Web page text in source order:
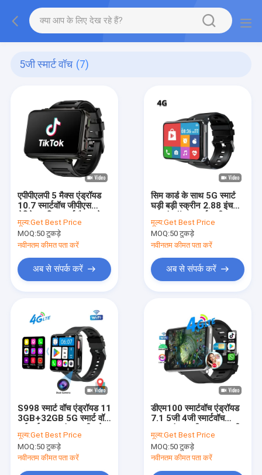
5जी स्मार्ट वॉच (7)
एपीपीएलपी 5 मैक्स एंड्रॉयड
10.7 स्मार्टवॉच जीपीएस
साथ स्मार्टवॉच
मूल्य:Get Best Price
MOQ:50 टुकड़े
नवीनतम कीमत पता करें
अब से संपर्क करें
सिम कार्ड के साथ 5G स्मार्ट
घड़ी बड़ी स्क्रीन 2.88 इंच
मूल्य:Get Best Price
MOQ:50 टुकड़े
नवीनतम कीमत पता करें
अब से संपर्क करें
S998 स्मार्ट वॉच एंड्रॉयड 11
3GB+32GB 5G स्मार्ट वॉच
साथ वीडियो कॉल
मूल्य:Get Best Price
MOQ:50 टुकड़े
नवीनतम कीमत पता करें
डीएम100 स्मार्टवॉच एंड्रॉयड
7.1 5जी 4जी स्मार्टवॉच
कैमरा 2880mAh
मूल्य:Get Best Price
MOQ:50 टुकड़े
नवीनतम कीमत पता करें